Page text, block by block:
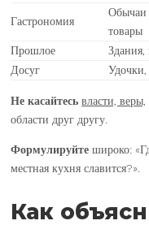
Гастрономия
Обычаи
товары
Прошлое
Досуг
Удочки,
Не касайтесь власти, веры,
области друг другу.
Формулируйте широко:
местная кухня славится?».
Как